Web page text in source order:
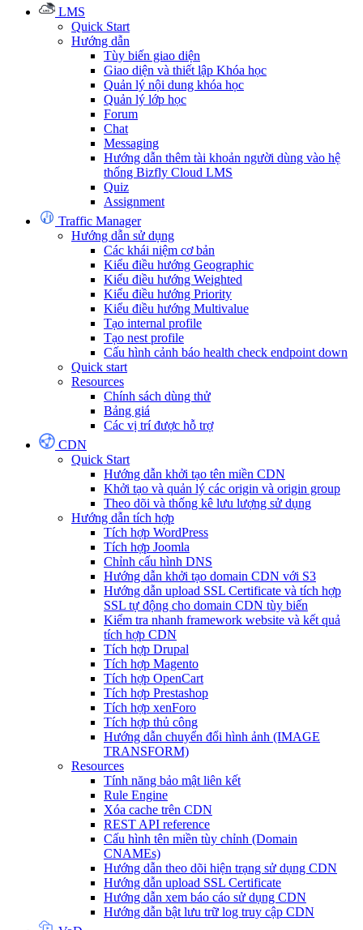
LMS
Quick Start
Hướng dẫn
Tùy biến giao diện
Giao diện và thiết lập Khóa học
Quản lý nội dung khóa học
Quản lý lớp học
Forum
Chat
Messaging
Hướng dẫn thêm tài khoản người dùng vào hệ
thống Bizfly Cloud LMS
Quiz
Assignment
Traffic Manager
Hướng dẫn sử dụng
Các khái niệm cơ bản
Kiểu điều hướng Geographic
Kiểu điều hướng Weighted
Kiểu điều hướng Priority
Kiểu điều hướng Multivalue
Tạo internal profile
Tạo nest profile
Cấu hình cảnh báo health check endpoint down
Quick start
Resources
Chính sách dùng thử
Bảng giá
Các vị trí được hỗ trợ
CDN
Quick Start
Hướng dẫn khởi tạo tên miền CDN
Khởi tạo và quản lý các origin và origin group
Theo dõi và thống kê lưu lượng sử dụng
Hướng dẫn tích hợp
Tích hợp WordPress
Tích hợp Joomla
Chỉnh cấu hình DNS
Hướng dẫn khởi tạo domain CDN với S3
Hướng dẫn upload SSL Certificate và tích hợp
SSL tự động cho domain CDN tùy biến
Kiểm tra nhanh framework website và kết quả
tích hợp CDN
Tích hợp Drupal
Tích hợp Magento
Tích hợp OpenCart
Tích hợp Prestashop
Tích hợp xenForo
Tích hợp thủ công
Hướng dẫn chuyển đổi hình ảnh (IMAGE
TRANSFORM)
Resources
Tính năng bảo mật liên kết
Rule Engine
Xóa cache trên CDN
REST API reference
Cấu hình tên miền tùy chỉnh (Domain
CNAMEs)
Hướng dẫn theo dõi hiện trạng sử dụng CDN
Hướng dẫn upload SSL Certificate
Hướng dẫn xem báo cáo sử dụng CDN
Hướng dẫn bật lưu trữ log truy cập CDN